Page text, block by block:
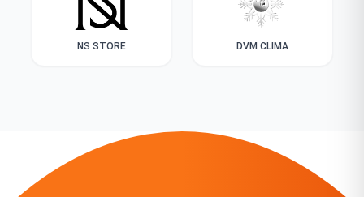
NS STORE DVM CLIMA